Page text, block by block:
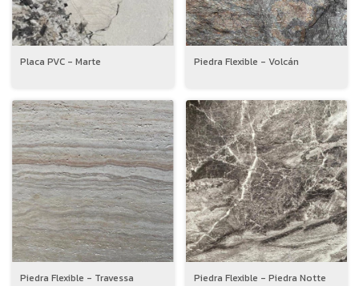
Placa PVC - Marte Piedra Flexible - Volcán
Piedra Flexible - Travessa Piedra Flexible - Piedra Notte